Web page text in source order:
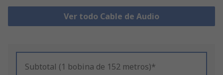
Ver todo Cable de Audio
Subtotal (1 bobina de 152 metros)*